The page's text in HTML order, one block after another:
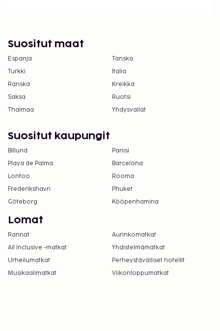
Suositut maat
Espanja
Tanska
Turkki
Italia
Ranska
Kreikka
Saksa
Ruotsi
Thaimaa
Yhdysvallat
Suositut kaupungit
Billund
Pariisi
Playa de Palma
Barcelona
Lontoo
Rooma
Frederikshavn
Phuket
Göteborg
Kööpenhamina
Lomat
Rannat
Aurinkomatkat
All Inclusive -matkat
Yhdistelmämatkat
Urheilumatkat
Perheystävälliset hotellit
Musikaalimatkat
Viikonloppumatkat